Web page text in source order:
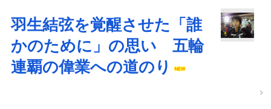
羽生結弦を覚醒させた「誰
かのために」の思い 五輪
連覇の偉業への道のり